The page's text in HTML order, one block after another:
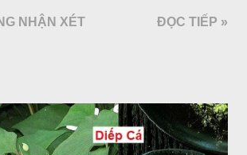
lồi; vỏ củ màu nâu, thịt trắng vàng và cứng.
xanh có đốm trắng, mặt trong màu đỏ thẫm,
là một trục mang phần hoa cái ở dưới,
NHẬN XÉT ĐỌC TIẾP »